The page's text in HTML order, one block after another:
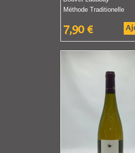
Méthode Traditionelle
7,90 €